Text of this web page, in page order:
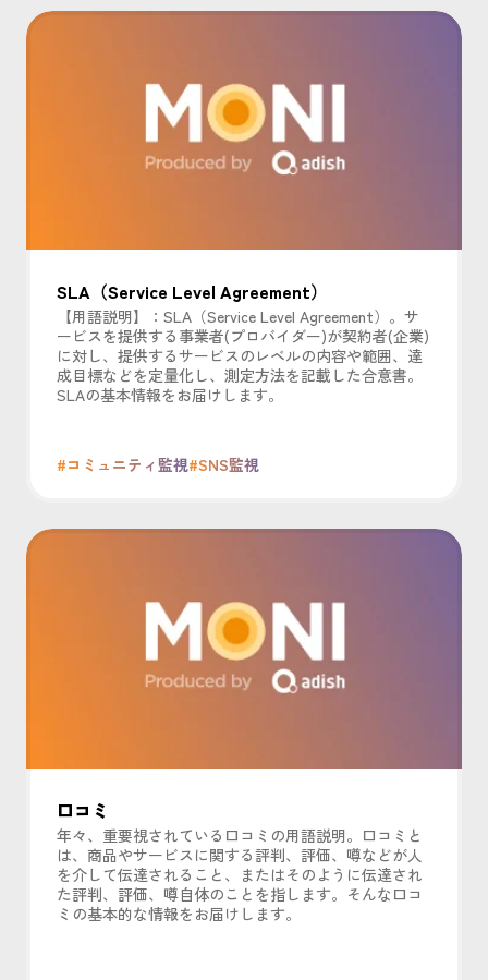
SLA（Service Level Agreement）
【用語説明】：SLA（Service Level Agreement）。サ
ービスを提供する事業者(プロバイダー)が契約者(企業)
に対し、提供するサービスのレベルの内容や範囲、達
成目標などを定量化し、測定方法を記載した合意書。
SLAの基本情報をお届けします。
#コミュニティ監視#SNS監視
口コミ
年々、重要視されている口コミの用語説明。口コミと
は、商品やサービスに関する評判、評価、噂などが人
を介して伝達されること、またはそのように伝達され
た評判、評価、噂自体のことを指します。そんな口コ
ミの基本的な情報をお届けします。